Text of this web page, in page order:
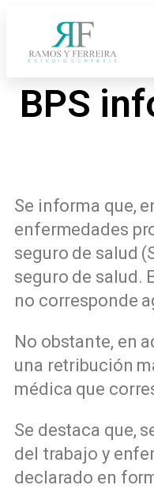
BPS
Se informa que,
enfermedades
seguro de salud
seguro de salud.
no corresponde
No obstante, en
una retribución
médica que
Se destaca que,
del trabajo y
declarado en